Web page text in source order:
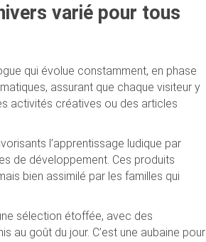
varié pour tous
qui évolue constamment, en phase
assurant que chaque visiteur y
activités créatives ou des articles
l’apprentissage ludique par
de développement. Ces produits
bien assimilé par les familles qui
sélection étoffée, avec des
au goût du jour. C’est une aubaine pour